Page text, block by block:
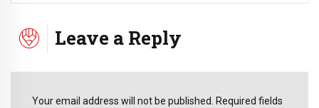
Leave a Reply
Your email address will not be published. Required fields